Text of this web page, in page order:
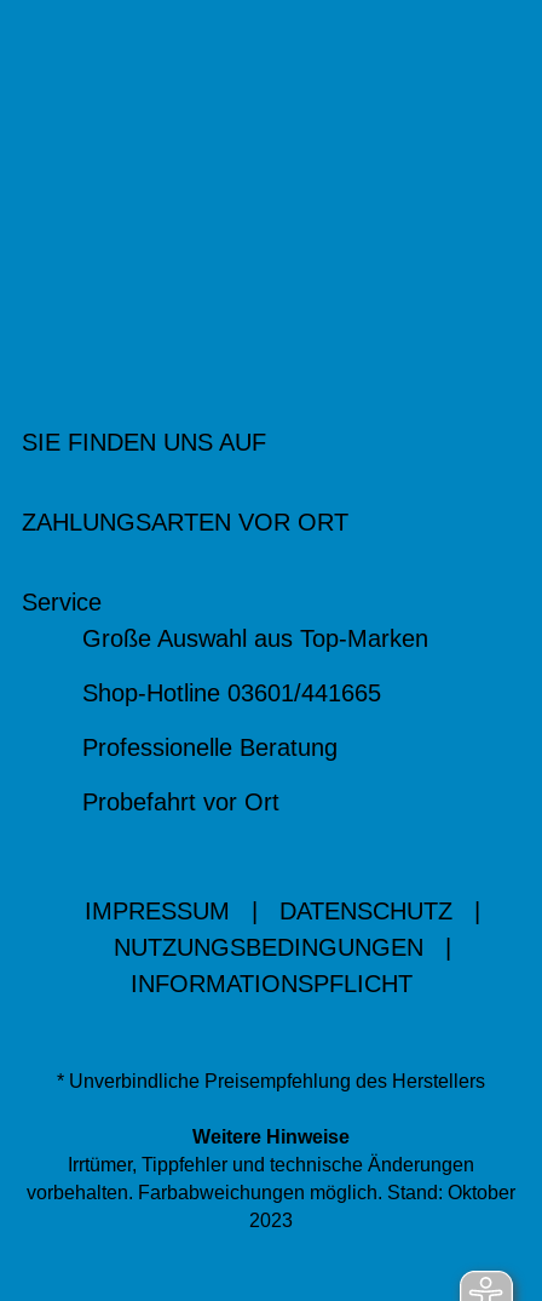
SIE FINDEN UNS AUF
ZAHLUNGSARTEN VOR ORT
Service
Große Auswahl aus Top-Marken
Shop-Hotline 03601/441665
Professionelle Beratung
Probefahrt vor Ort
IMPRESSUM DATENSCHUTZ
NUTZUNGSBEDINGUNGEN
INFORMATIONSPFLICHT
* Unverbindliche Preisempfehlung des Herstellers
Weitere Hinweise
Irrtümer, Tippfehler und technische Änderungen
vorbehalten. Farbabweichungen möglich. Stand: Oktober
2023